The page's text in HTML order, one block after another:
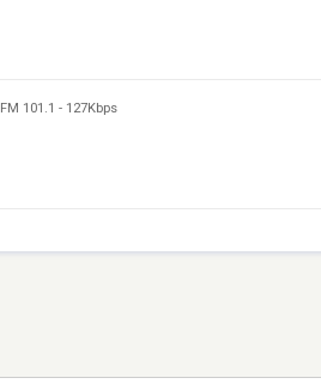
FM 101.1 - 127Kbps